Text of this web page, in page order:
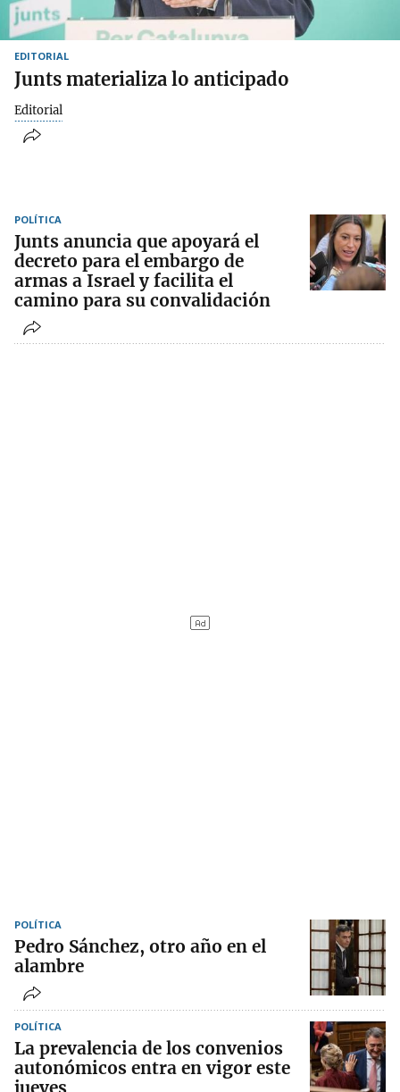
EDITORIAL
Junts materializa lo anticipado
Editorial
POLÍTICA
Junts anuncia que apoyará el
decreto para el embargo de
armas a Israel y facilita el
camino para su convalidación
POLÍTICA
Pedro Sánchez, otro año en el
alambre
POLÍTICA
La prevalencia de los convenios
autonómicos entra en vigor este
jueves